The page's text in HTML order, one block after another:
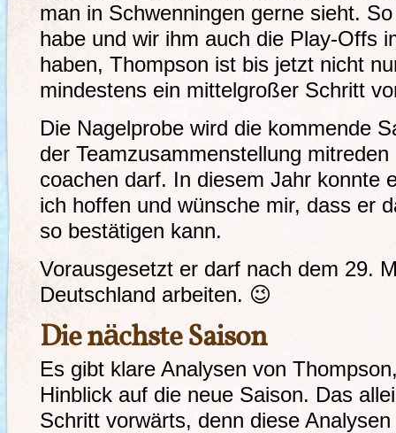
man in Schwenningen gerne sieht.
habe und wir ihm auch die Play-Offs
haben, Thompson ist bis jetzt nicht
mindestens ein mittelgroßer Schritt
Die Nagelprobe wird die kommende
der Teamzusammenstellung mitreden
coachen darf. In diesem Jahr konnte
ich hoffen und wünsche mir, dass er
so bestätigen kann.
Vorausgesetzt er darf nach dem 29.
Deutschland arbeiten. 😉
Die nächste Saison
Es gibt klare Analysen von
Hinblick auf die neue Saison. Das
Schritt vorwärts, denn diese